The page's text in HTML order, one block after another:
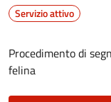
Servizio attivo
Procedimento di
felina